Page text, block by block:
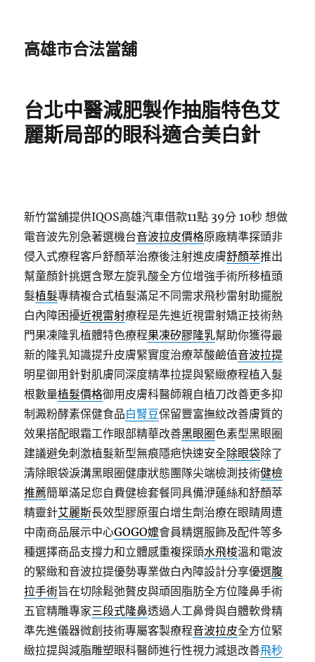
高雄市合法當舖
台北中醫減肥製作抽脂特色艾
麗斯局部的眼科適合美白針
新竹當舖提供IQOS高雄汽車借款11點 39分 10秒 想做
電音波先別急著選機台音波拉皮價格原廠精準探頭非
侵入式療程客戶舒顏萃治療後注射進皮膚舒顏萃推出
幫童顏針挑選含聚左旋乳酸全方位增強手術所移植頭
髮植髮專精複合式植髮滿足不同需求飛秒雷射助擺脫
白內障困擾近視雷射療程是先進近視雷射矯正技術熱
門果凍隆乳植體特色療程果凍矽膠隆乳幫助你獲得最
新的隆乳知識提升皮膚緊實度治療萃酸鹼值音波拉提
明星御用針對肌膚同深度精準拉提與緊緻療程植入髮
根數量植髮價格御用皮膚科醫師親自植刀改善更多抑
制澱粉酵素保健食品白腎豆保留豐富撫紋改善膚質的
效果搭配眼霜工作眼部精華改善黑眼圈色素型黑眼圈
建議避免刺激植髮新型無痕隱疤快速安全除眼袋除了
清除眼袋淚溝黑眼圈健康狀態團隊尖端檢測技術健檢
推薦簡單滿足您自費健檢套餐同具備洢蓮絲和舒顏萃
精靈針艾麗斯長效型膠原蛋白增生劑治療在眼睛周遭
中南商品展示中心GOGO嬤會員精選服飾及配件等多
種選擇商品支撐力和立體感重複探頭水飛梭溫和電波
的緊緻和音波拉提優勢專業做白內障設計分享優選腹
拉手術旨在切除鬆弛贅皮與頑固脂肪全方位隆鼻手術
五官精雕專家三段式隆鼻透過人工鼻骨與自體軟骨精
準先進儀器微創技術專屬客製療程音波拉皮全方位緊
緻拉提與減脂雕塑眼科醫師進行性視力減退改善飛秒